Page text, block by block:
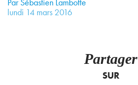
lundi 14 mars 2016
Partager
SUR